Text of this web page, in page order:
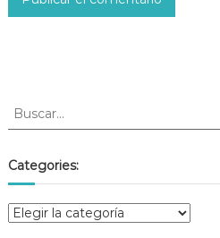
Categories: